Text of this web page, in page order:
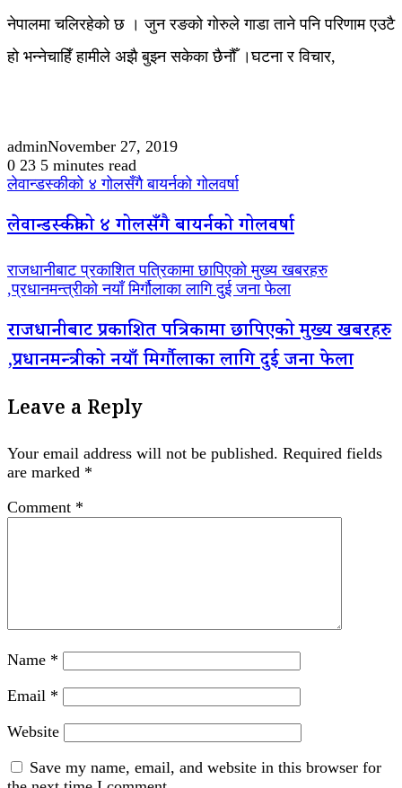
नेपालमा चलिरहेको छ । जुन रङको गोरुले गाडा ताने पनि परिणाम एउटै
हो भन्नेचाहिँ हामीले अझै बुझ्न सकेका छैनौँ ।घटना र विचार,
adminNovember 27, 2019
0 23 5 minutes read
लेवान्डस्कीको ४ गोलसँगै बायर्नको गोलवर्षा
लेवान्डस्कीको ४ गोलसँगै बायर्नको गोलवर्षा
राजधानीबाट प्रकाशित पत्रिकामा छापिएको मुख्य खबरहरु
,प्रधानमन्त्रीको नयाँ मिर्गौलाका लागि दुई जना फेला
राजधानीबाट प्रकाशित पत्रिकामा छापिएको मुख्य खबरहरु
,प्रधानमन्त्रीको नयाँ मिर्गौलाका लागि दुई जना फेला
Leave a Reply
Your email address will not be published. Required fields
are marked *
Comment *
Name *
Email *
Website
Save my name, email, and website in this browser for